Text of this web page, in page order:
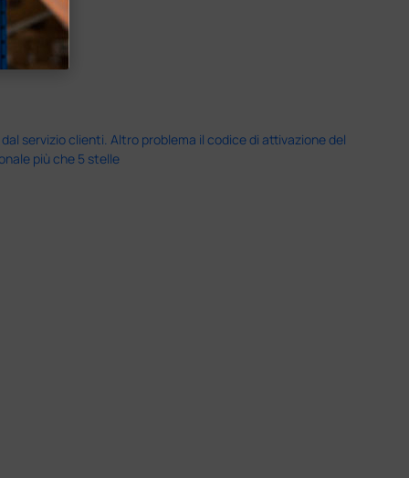
servizio clienti. Altro problema il codice di attivazione del
più che 5 stelle